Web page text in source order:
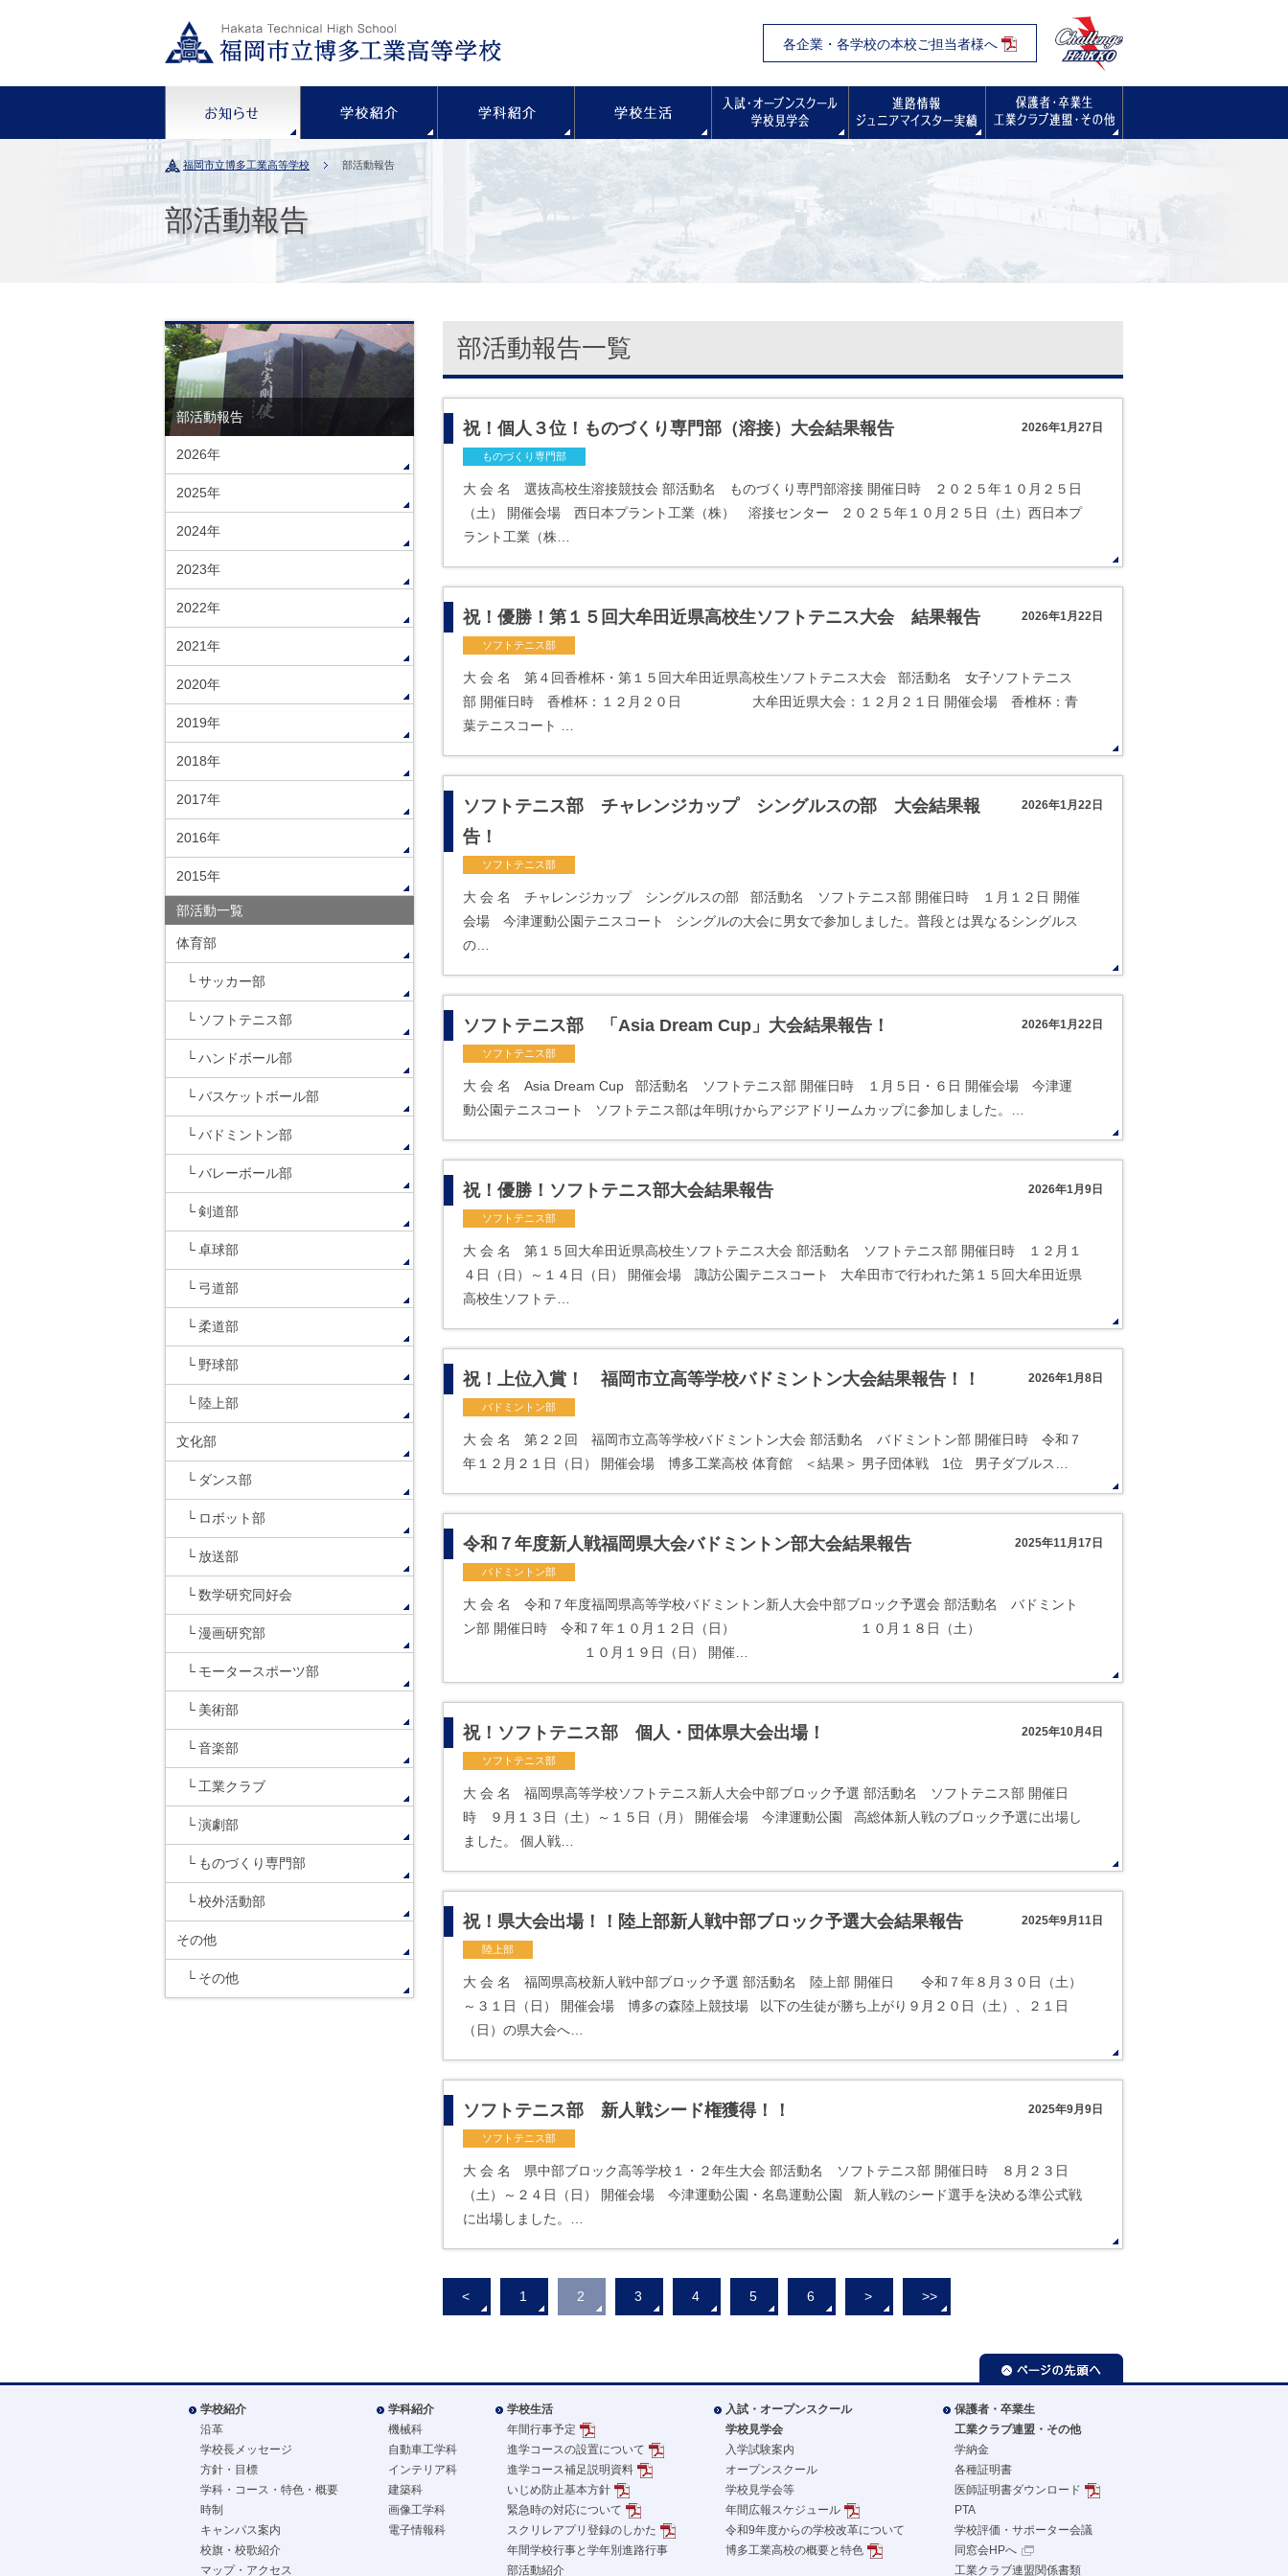
各企業・各学校の本校ご担当者様へ
学校生活 入試・オープンスクール・学校見学会
進路情報
福岡市立博多工業高等学校 部活動報告
部活動報告
部活動報告一覧
祝！個人３位！ものづくり専門部（溶接）大会結果報告
ものづくり専門部
大 会 名 選抜高校生溶接競技会 部活動名 ものづくり専門部溶接 開催日時 ２０２５年１０月２５日
（土） 開催会場 西日本プラント工業（株） 溶接センター ２０２５年１０月２５日（土）西日本プ
ラント工業（株…
2026年1月27日
祝！優勝！第１５回大牟田近県高校生ソフトテニス大会 結果報告
ソフトテニス部
大 会 名 第４回香椎杯・第１５回大牟田近県高校生ソフトテニス大会 部活動名 女子ソフトテニス
部 開催日時 香椎杯：１２月２０日 大牟田近県大会：１２月２１日 開催会場 香椎杯：青
葉テニスコート …
2026年1月22日
ソフトテニス部 チャレンジカップ シングルスの部 大会結果報
告！
ソフトテニス部
大 会 名 チャレンジカップ シングルスの部 部活動名 ソフトテニス部 開催日時 １月１２日 開催
会場 今津運動公園テニスコート シングルの大会に男女で参加しました。普段とは異なるシングルス
の…
2026年1月22日
ソフトテニス部 「Asia Dream Cup」大会結果報告！
ソフトテニス部
大 会 名 Asia Dream Cup 部活動名 ソフトテニス部 開催日時 １月５日・６日 開催会場 今津運
動公園テニスコート ソフトテニス部は年明けからアジアドリームカップに参加しました。…
2026年1月22日
祝！優勝！ソフトテニス部大会結果報告
ソフトテニス部
大 会 名 第１５回大牟田近県高校生ソフトテニス大会 部活動名 ソフトテニス部 開催日時 １２月１
４日（日）～１４日（日） 開催会場 諏訪公園テニスコート 大牟田市で行われた第１５回大牟田近県
高校生ソフトテ…
2026年1月9日
祝！上位入賞！ 福岡市立高等学校バドミントン大会結果報告！！
バドミントン部
大 会 名 第２２回 福岡市立高等学校バドミントン大会 部活動名 バドミントン部 開催日時 令和７
年１２月２１日（日） 開催会場 博多工業高校 体育館 ＜結果＞ 男子団体戦 1位 男子ダブルス…
2026年1月8日
令和７年度新人戦福岡県大会バドミントン部大会結果報告
バドミントン部
大 会 名 令和７年度福岡県高等学校バドミントン新人大会中部ブロック予選会 部活動名 バドミント
ン部 開催日時 令和７年１０月１２日（日） １０月１８日（土）
１０月１９日（日） 開催…
2025年11月17日
祝！ソフトテニス部 個人・団体県大会出場！
ソフトテニス部
大 会 名 福岡県高等学校ソフトテニス新人大会中部ブロック予選 部活動名 ソフトテニス部 開催日
時 ９月１３日（土）～１５日（月） 開催会場 今津運動公園 高総体新人戦のブロック予選に出場し
ました。 個人戦…
2025年10月4日
祝！県大会出場！！陸上部新人戦中部ブロック予選大会結果報告
陸上部
大 会 名 福岡県高校新人戦中部ブロック予選 部活動名 陸上部 開催日 令和７年８月３０日（土）
～３１日（日） 開催会場 博多の森陸上競技場 以下の生徒が勝ち上がり９月２０日（土）、２１日
（日）の県大会へ…
2025年9月11日
ソフトテニス部 新人戦シード権獲得！！
ソフトテニス部
大 会 名 県中部ブロック高等学校１・２年生大会 部活動名 ソフトテニス部 開催日時 ８月２３日
（土）～２４日（日） 開催会場 今津運動公園・名島運動公園 新人戦のシード選手を決める準公式戦
に出場しました。…
2025年9月9日
< 1 2 3 4 5 6 > >>
部活動報告
2026年
2025年
2024年
2023年
2022年
2021年
2020年
2019年
2018年
2017年
2016年
2015年
部活動一覧
体育部
サッカー部
ソフトテニス部
ハンドボール部
バスケットボール部
バドミントン部
バレーボール部
剣道部
卓球部
弓道部
柔道部
野球部
陸上部
文化部
ダンス部
ロボット部
放送部
数学研究同好会
漫画研究部
モータースポーツ部
美術部
音楽部
工業クラブ
演劇部
ものづくり専門部
校外活動部
その他
その他
学校紹介
沿革
学校長メッセージ
方針・目標
学科・コース・特色・概要
時制
キャンパス案内
校旗・校歌紹介
マップ・アクセス
学科紹介
機械科
自動車工学科
インテリア科
建築科
画像工学科
電子情報科
学校生活
年間行事予定
進学コースの設置について
進学コース補足説明資料
いじめ防止基本方針
緊急時の対応について
スクリレアプリ登録のしかた
年間学校行事と学年別進路行事
部活動紹介
入試・オープンスクール
学校見学会
入学試験案内
オープンスクール
学校見学会等
年間広報スケジュール
令和9年度からの学校改革について
博多工業高校の概要と特色
保護者・卒業生
工業クラブ連盟・その他
学納金
各種証明書
医師証明書ダウンロード
PTA
学校評価・サポーター会議
同窓会HPへ
工業クラブ連盟関係書類